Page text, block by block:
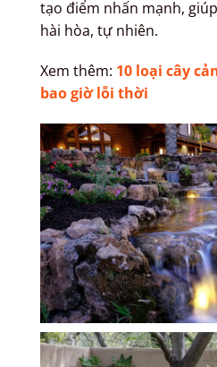
tạo điểm nhấn mạnh,
hài hòa, tự nhiên.
Xem thêm: 10 loại cây
bao giờ lỗi thời